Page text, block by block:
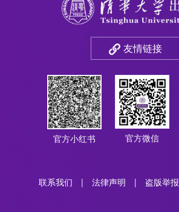
友情链接
官方小红书 官方微信
联系我们 | 法律声明 | 盗版举报